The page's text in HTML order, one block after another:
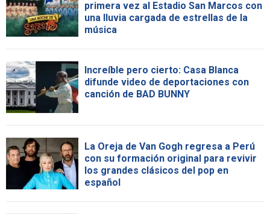
primera vez al Estadio San Marcos con
una lluvia cargada de estrellas de la
música
Increíble pero cierto: Casa Blanca
difunde video de deportaciones con
canción de BAD BUNNY
La Oreja de Van Gogh regresa a Perú
con su formación original para revivir
los grandes clásicos del pop en
español